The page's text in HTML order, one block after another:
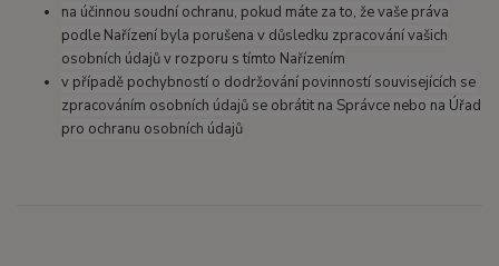
na účinnou soudní ochranu, pokud máte za to, že vaše práva
podle Nařízení byla porušena v důsledku zpracování vašich
osobních údajů v rozporu s tímto Nařízením
v případě pochybností o dodržování povinností souvisejících se
zpracováním osobních údajů se obrátit na Správce nebo na Úřad
pro ochranu osobních údajů